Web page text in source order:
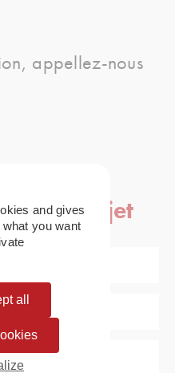
appellez-nous
votre projet
and gives
you want
all